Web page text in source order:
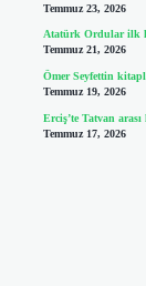
Temmuz 23, 2026
Atatürk Ordular ilk
Temmuz 21, 2026
Ömer Seyfettin
Temmuz 19, 2026
Erciş’te Tatvan
Temmuz 17, 2026